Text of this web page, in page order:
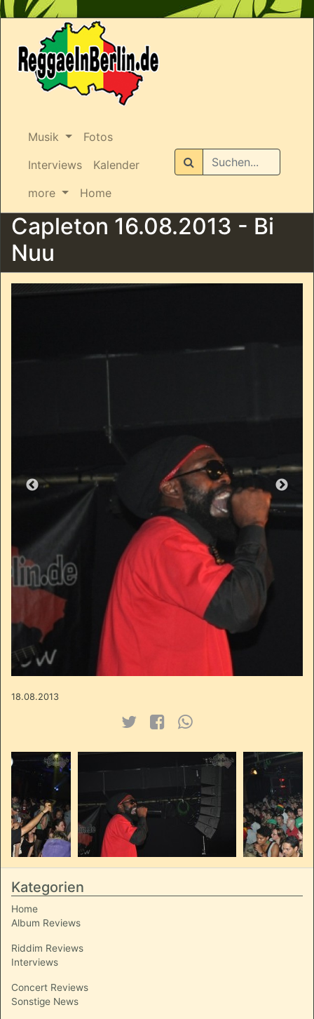
Musik
Fotos
Interviews
Kalender
more
Home
Suchen
Capleton 16.08.2013 - Bi
Nuu
18.08.2013
Kategorien
Home
Album Reviews
Riddim Reviews
Interviews
Concert Reviews
Sonstige News